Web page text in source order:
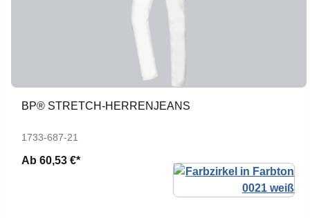
BP® STRETCH-HERRENJEANS
1733-687-21
Ab 60,53 €*